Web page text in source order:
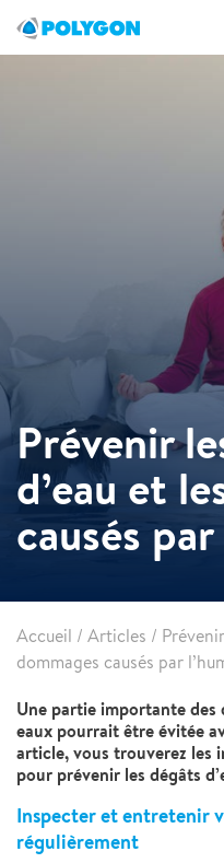
Prévenir
d’eau et
causés
Accueil / Articles /
dommages causés par
Une partie importante des
eaux pourrait être évitée
article, vous trouverez les
pour prévenir les dégâts
Inspecter et entretenir
régulièrement